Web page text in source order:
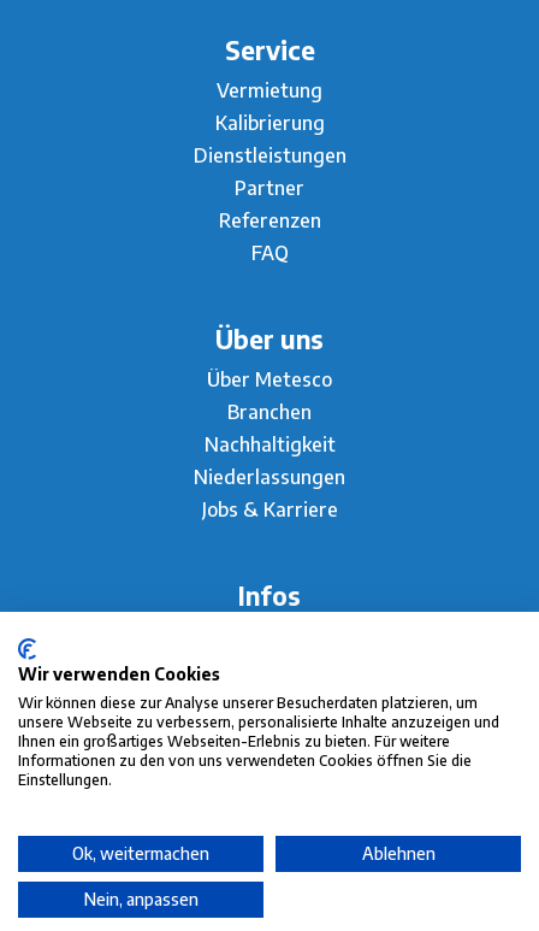
Service
Vermietung
Kalibrierung
Dienstleistungen
Partner
Referenzen
FAQ
Über uns
Über Metesco
Branchen
Nachhaltigkeit
Niederlassungen
Jobs & Karriere
Infos
Datenschutz
Wir verwenden Cookies
Wir können diese zur Analyse unserer Besucherdaten platzieren, um
unsere Webseite zu verbessern, personalisierte Inhalte anzuzeigen und
Ihnen ein großartiges Webseiten-Erlebnis zu bieten. Für weitere
Informationen zu den von uns verwendeten Cookies öffnen Sie die
Einstellungen.
Ok, weitermachen Ablehnen
Nein, anpassen